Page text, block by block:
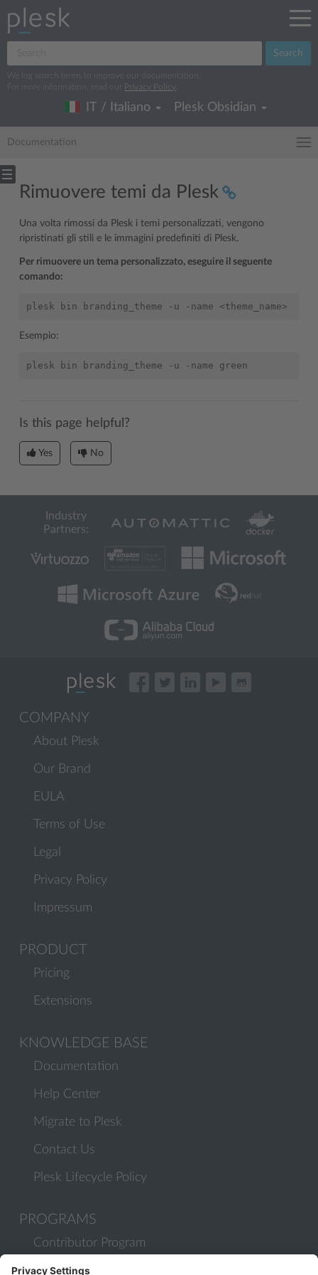
Search
We log search terms to improve our documentation.
For more information, read our
Privacy Policy
IT / Italiano Plesk Obsidian
Documentation
Rimuovere temi da Plesk
Una volta rimossi da Plesk i temi personalizzati, vengono
ripristinati gli stili e le immagini predefiniti di Plesk.
Per rimuovere un tema personalizzato, eseguire il seguente
comando:
Esempio:
Is this page helpful?
Yes No
Industry
Partners:
COMPANY
About Plesk
Our Brand
EULA
Terms of Use
Legal
Privacy Policy
Impressum
PRODUCT
Pricing
Extensions
KNOWLEDGE BASE
Documentation
Help Center
Migrate to Plesk
Contact Us
Plesk Lifecycle Policy
PROGRAMS
Contributor Program
Partner Program